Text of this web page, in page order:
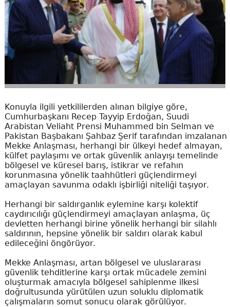
Konuyla ilgili yetkililerden alınan bilgiye göre,
Cumhurbaşkanı Recep Tayyip Erdoğan, Suudi
Arabistan Veliaht Prensi Muhammed bin Selman ve
Pakistan Başbakanı Şahbaz Şerif tarafından imzalanan
Mekke Anlaşması, herhangi bir ülkeyi hedef almayan,
külfet paylaşımı ve ortak güvenlik anlayışı temelinde
bölgesel ve küresel barış, istikrar ve refahın
korunmasına yönelik taahhütleri güçlendirmeyi
amaçlayan savunma odaklı işbirliği niteliği taşıyor.
Herhangi bir saldırganlık eylemine karşı kolektif
caydırıcılığı güçlendirmeyi amaçlayan anlaşma, üç
devletten herhangi birine yönelik herhangi bir silahlı
saldırının, hepsine yönelik bir saldırı olarak kabul
edileceğini öngörüyor.
Mekke Anlaşması, artan bölgesel ve uluslararası
güvenlik tehditlerine karşı ortak mücadele zemini
oluşturmak amacıyla bölgesel sahiplenme ilkesi
doğrultusunda yürütülen uzun soluklu diplomatik
çalışmaların somut sonucu olarak görülüyor.